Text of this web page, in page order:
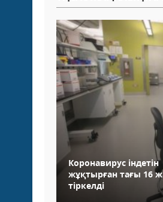
Коронавирус індетін
жұқтырған тағы 16
тіркелді